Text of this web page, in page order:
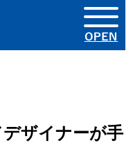
ザイナーが手